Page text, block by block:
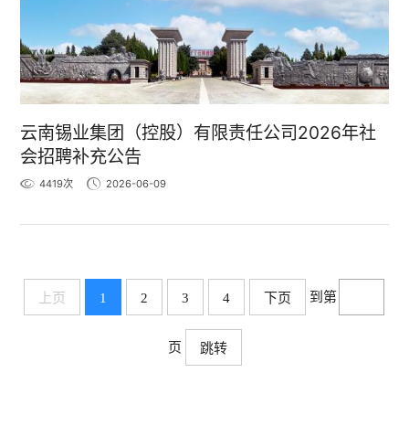
云南锡业集团（控股）有限责任公司2026年社
会招聘补充公告
4419次 2026-06-09
上页 1 2 3 4 下页 到第
页 跳转